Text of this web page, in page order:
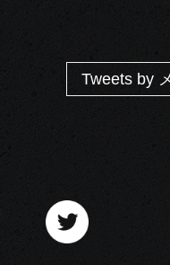
Tweets by